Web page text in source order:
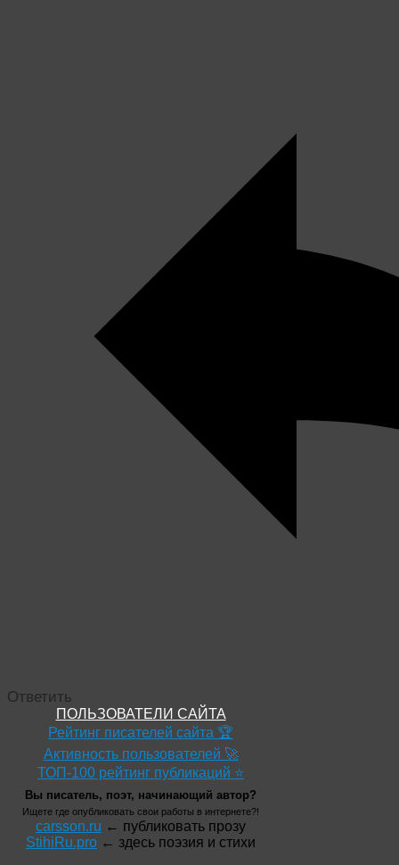
Ответить
ПОЛЬЗОВАТЕЛИ САЙТА
Рейтинг писателей сайта 🏆
Активность пользователей 🚀
ТОП-100 рейтинг публикаций ⭐
Вы писатель, поэт, начинающий автор?
Ищете где опубликовать свои работы в интернете?!
carsson.ru ← публиковать прозу
StihiRu.pro ← здесь поэзия и стихи